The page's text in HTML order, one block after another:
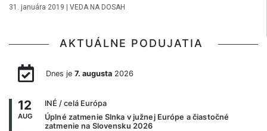
31. januára 2019 VEDA NA DOSAH
AKTUÁLNE PODUJATIA
Dnes je 7. augusta2026
12
AUG
INÉ / celá Európa
Úplné zatmenie Slnka v južnej Európe a čiastočné
zatmenie na Slovensku 2026